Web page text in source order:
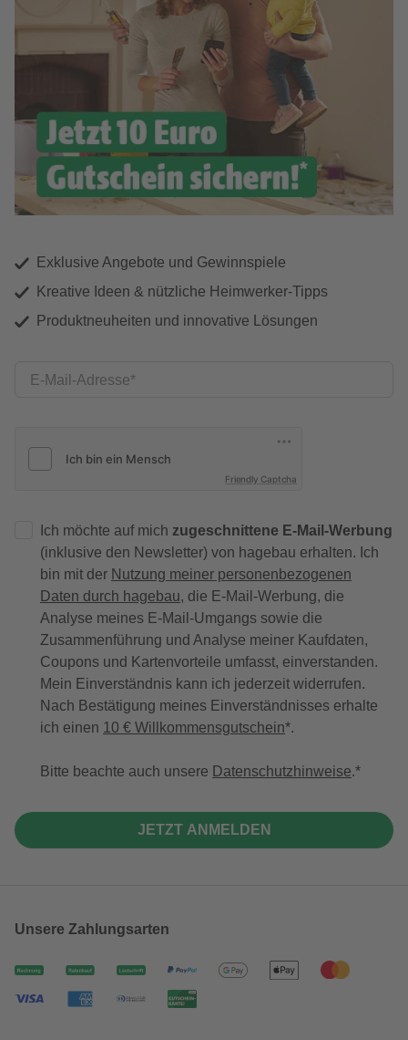
Exklusive Angebote und Gewinnspiele
Kreative Ideen & nützliche Heimwerker-Tipps
Produktneuheiten und innovative Lösungen
E-Mail-Adresse
Friendly Captcha
Ich möchte auf mich zugeschnittene E-Mail-Werbung
(inklusive den Newsletter) von hagebau erhalten. Ich
bin mit der Nutzung meiner personenbezogenen
Daten durch hagebau, die E-Mail-Werbung, die
Analyse meines E-Mail-Umgangs sowie die
Zusammenführung und Analyse meiner Kaufdaten,
Coupons und Kartenvorteile umfasst, einverstanden.
Mein Einverständnis kann ich jederzeit widerrufen.
Nach Bestätigung meines Einverständnisses erhalte
ich einen 10 € Willkommensgutschein*.
Bitte beachte auch unsere Datenschutzhinweise.
JETZT ANMELDEN
Unsere Zahlungsarten